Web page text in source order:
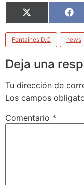
X
(Twitter)
Fontaines D.C news
Deja una
Tu dirección de
Los campos
Comentario *